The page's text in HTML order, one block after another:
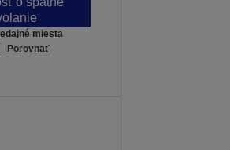
miesta
Porovnať